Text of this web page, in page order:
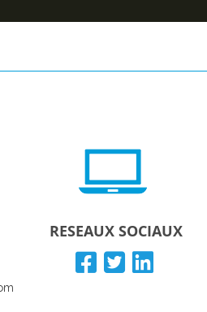
RESEAUX SOCIAUX